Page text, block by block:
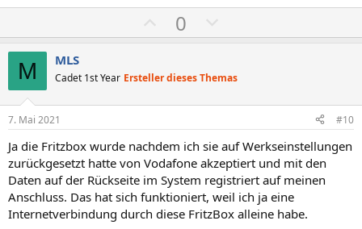
t
i
m
t
i
m
o
i
t
v
e
S
t
i
0
e
a
t
v
e
S
t
i
M MLS
Cadet 1st Year Ersteller dieses Themas
7. Mai 2021 #10
Ja die Fritzbox wurde nachdem ich sie auf Werkseinstellungen
zurückgesetzt hatte von Vodafone akzeptiert und mit den
Daten auf der Rückseite im System registriert auf meinen
Anschluss. Das hat sich funktioniert, weil ich ja eine
Internetverbindung durch diese FritzBox alleine habe.